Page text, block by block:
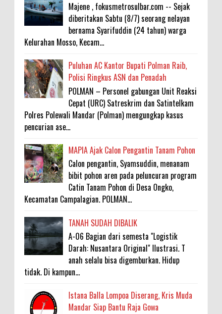
Majene , fokusmetrosulbar.com -- Sejak
diberitakan Sabtu (8/7) seorang nelayan
bernama Syarifuddin (24 tahun) warga
Kelurahan Mosso, Kecam...
Puluhan AC Kantor Bupati Polman Raib,
Polisi Ringkus ASN dan Penadah
POLMAN – Personel gabungan Unit Reaksi
Cepat (URC) Satreskrim dan Satintelkam
Polres Polewali Mandar (Polman) mengungkap kasus
pencurian ase...
MAPIA Ajak Calon Pengantin Tanam Pohon
Calon pengantin, Syamsuddin, menanam
bibit pohon aren pada peluncuran program
Catin Tanam Pohon di Desa Ongko,
Kecamatan Campalagian. POLMAN...
TANAH SUDAH DIBALIK
A-06 Bagian dari semesta "Logistik
Darah: Nusantara Original" Ilustrasi. T
anah selalu bisa digemburkan. Hidup
tidak. Di kampun...
Istana Balla Lompoa Diserang, Kris Muda
Mandar Siap Bantu Raja Gowa